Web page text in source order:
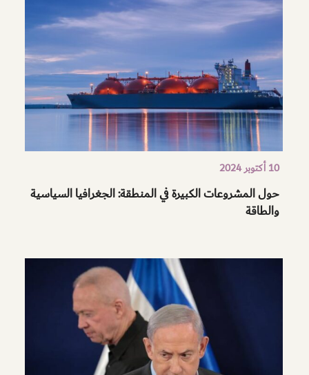
10 أكتوبر 2024
حول المشروعات الكبيرة في المنطقة: الجغرافيا السياسية
والطاقة